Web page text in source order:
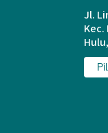
Jl.